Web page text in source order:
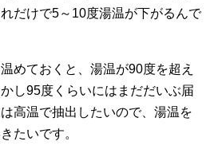
だけで5～10度湯温が下がるんで
めておくと、湯温が90度を超え
し95度くらいにはまだだいぶ届
高温で抽出したいので、湯温を
たいです。